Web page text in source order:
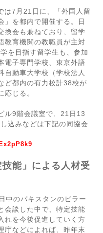
は7 月 21 日に、「外国人留
」を都内で開催する。日
換会も兼ねており、留学
教育機関の教職員が主対
を目指す留学生も、参加
電子専門学校、東京外語
自動車大学校（学校法人
ど都内の有力校計38校が
応じる。
ル9 階会議室で、 21 日 13
込みなどは下記の同協会
能」による人材受
中のパキスタンのビラー
会談した中で、特定技能
れを今後促進していく方
庁などによれば、昨年末